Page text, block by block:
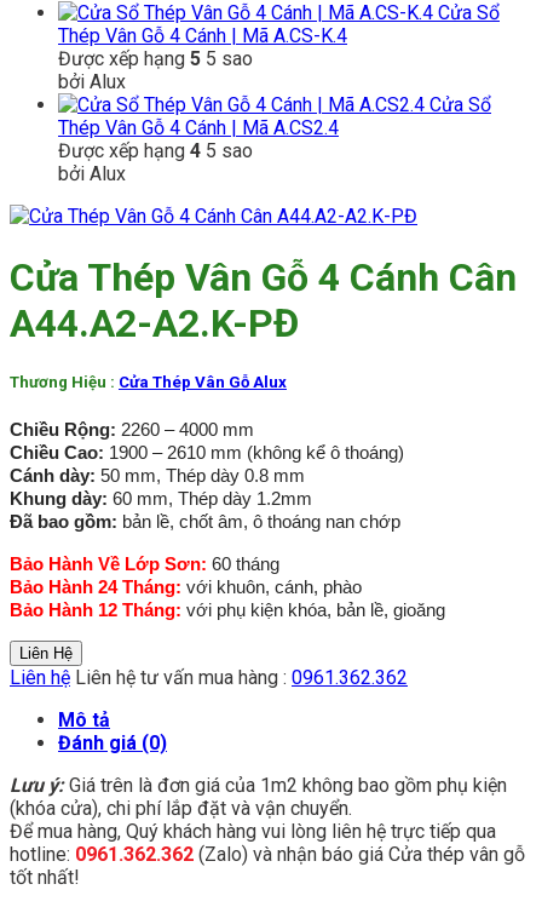
Cửa Sổ
Thép Vân Gỗ 4 Cánh | Mã A.CS-K.4
Được xếp hạng 5 5 sao
bởi Alux
Cửa Sổ
Thép Vân Gỗ 4 Cánh | Mã A.CS2.4
Được xếp hạng 4 5 sao
bởi Alux
Cửa Thép Vân Gỗ 4 Cánh Cân
A44.A2-A2.K-PĐ
Thương Hiệu : Cửa Thép Vân Gỗ Alux
Chiều Rộng: 2260 – 4000 mm
Chiều Cao: 1900 – 2610 mm (không kể ô thoáng)
Cánh dày: 50 mm, Thép dày 0.8 mm
Khung dày: 60 mm, Thép dày 1.2mm
Đã bao gồm: bản lề, chốt âm, ô thoáng nan chớp
Bảo Hành Về Lớp Sơn: 60 tháng
Bảo Hành 24 Tháng: với khuôn, cánh, phào
Bảo Hành 12 Tháng: với phụ kiện khóa, bản lề, gioăng
Liên Hệ
Liên hệ Liên hệ tư vấn mua hàng : 0961.362.362
Mô tả
Đánh giá (0)
Lưu ý: Giá trên là đơn giá của 1m2 không bao gồm phụ kiện
(khóa cửa), chi phí lắp đặt và vận chuyển.
Để mua hàng, Quý khách hàng vui lòng liên hệ trực tiếp qua
hotline: 0961.362.362 (Zalo) và nhận báo giá Cửa thép vân gỗ
tốt nhất!